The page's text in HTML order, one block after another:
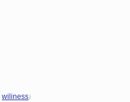
wiliness)